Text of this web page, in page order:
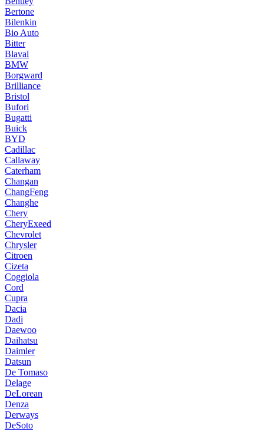
Bertone
Bilenkin
Bio Auto
Bitter
Blaval
BMW
Borgward
Brilliance
Bristol
Bufori
Bugatti
Buick
BYD
Cadillac
Callaway
Caterham
Changan
ChangFeng
Changhe
Chery
CheryExeed
Chevrolet
Chrysler
Citroen
Cizeta
Coggiola
Cord
Cupra
Dacia
Dadi
Daewoo
Daihatsu
Daimler
Datsun
De Tomaso
Delage
DeLorean
Denza
Derways
DeSoto